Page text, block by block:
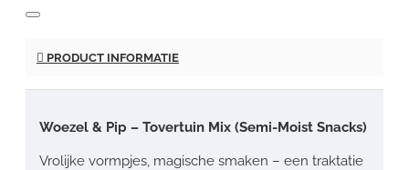
PRODUCT INFORMATIE
Woezel & Pip – Tovertuin Mix (Semi-Moist Snacks)
Vrolijke vormpjes, magische smaken – een traktatie